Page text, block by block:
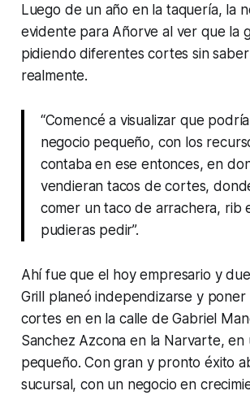
Luego de un año en la taquería, la
evidente para Añorve al ver que la
pidiendo diferentes cortes sin
realmente.
“Comencé a visualizar que
negocio pequeño, con los
contaba en ese entonces, en
vendieran tacos de cortes,
comer un taco de arrachera, rib
pudieras pedir”.
Ahí fue que el hoy empresario y
Grill planeó independizarse y poner
cortes en en la calle de Gabriel
Sanchez Azcona en la Narvarte, en
pequeño. Con gran y pronto éxito
sucursal, con un negocio en